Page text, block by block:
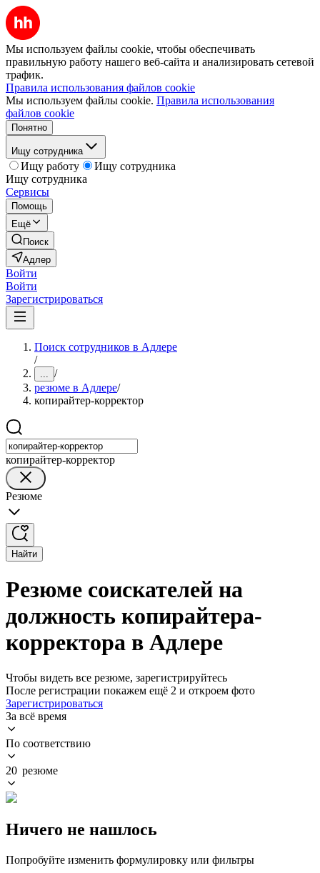
Мы используем файлы cookie, чтобы обеспечивать
правильную работу нашего веб-сайта и анализировать сетевой
трафик.
Правила использования файлов cookie
Мы используем файлы cookie. Правила использования
файлов cookie
Понятно
Ищу сотрудника
Ищу работу
Ищу сотрудника
Ищу сотрудника
Сервисы
Помощь
Ещё
Поиск
Адлер
Войти
Войти
Зарегистрироваться
Поиск сотрудников в Адлере
/
... /
резюме в Адлере/
копирайтер-корректор
копирайтер-корректор
Резюме
Найти
Резюме соискателей на
должность копирайтера-
корректора в Адлере
Чтобы видеть все резюме, зарегистрируйтесь
После регистрации покажем ещё 2 и откроем фото
Зарегистрироваться
За всё время
По соответствию
20 резюме
Ничего не нашлось
Попробуйте изменить формулировку или фильтры